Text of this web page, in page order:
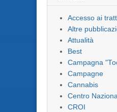
Accesso ai
Altre
Attualità
Best
Campagna
Campagne
Cannabis
Centro
CROI